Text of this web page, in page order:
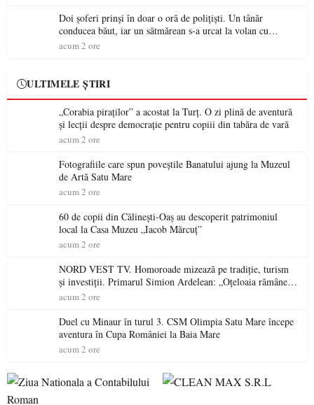
Doi șoferi prinși în doar o oră de polițiști. Un tânăr
conducea băut, iar un sătmărean s-a urcat la volan cu
permisul suspendat
acum 2 ore
ULTIMELE ȘTIRI
„Corabia piraților” a acostat la Turț. O zi plină de aventură
și lecții despre democrație pentru copiii din tabăra de vară
acum 2 ore
Fotografiile care spun poveștile Banatului ajung la Muzeul
de Artă Satu Mare
acum 2 ore
60 de copii din Călinești-Oaș au descoperit patrimoniul
local la Casa Muzeu „Iacob Mărcuț”
acum 2 ore
NORD VEST TV. Homoroade mizează pe tradiție, turism
și investiții. Primarul Simion Ardelean: „Oțeloaia rămâne
un brand al Codrului”
acum 2 ore
Duel cu Minaur în turul 3. CSM Olimpia Satu Mare începe
aventura în Cupa României la Baia Mare
acum 2 ore